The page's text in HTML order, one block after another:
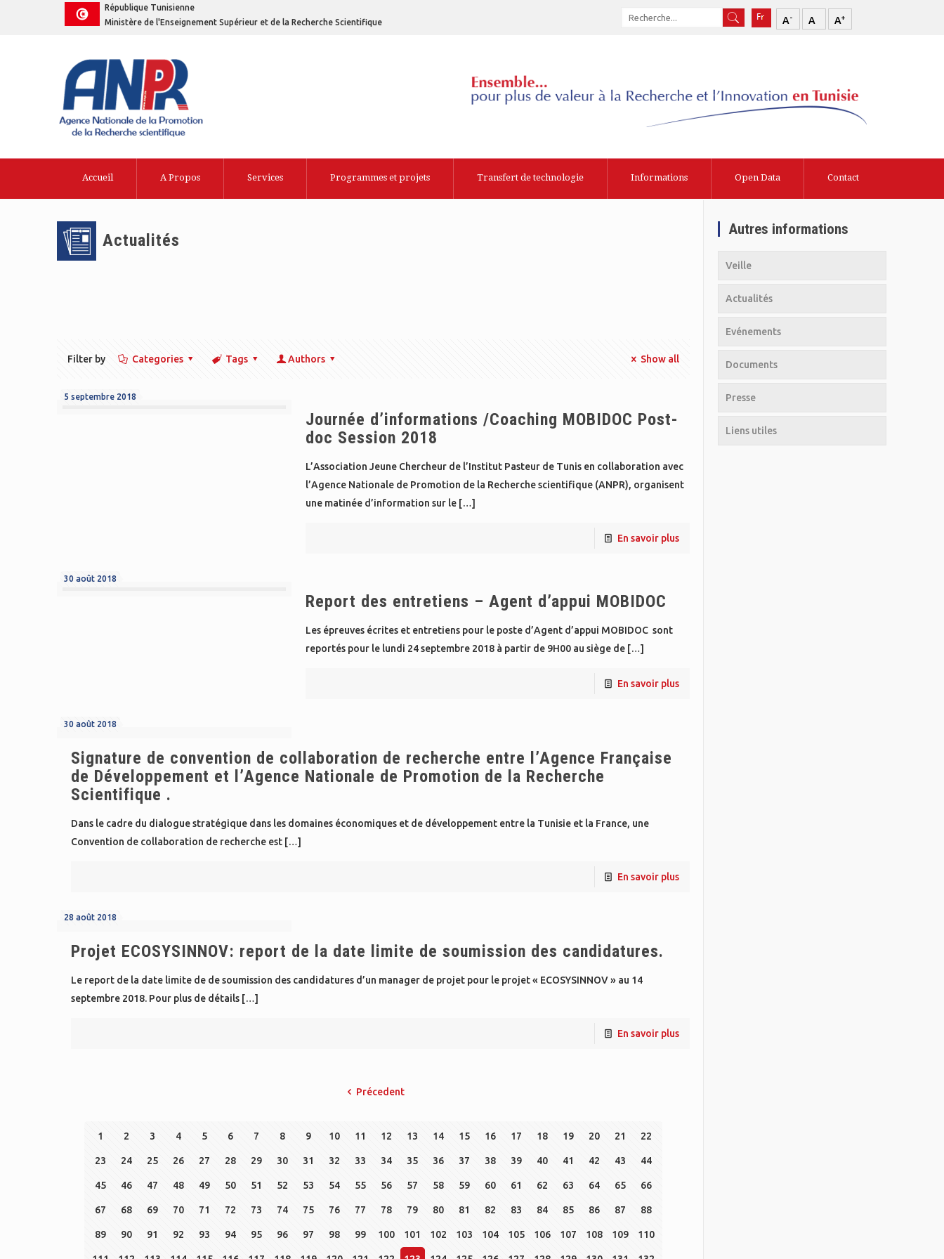
République Tunisienne
Ministère de l'Enseignement Supérieur et de la Recherche Scientifique
A- A A+
Accueil A Propos Services Programmes et projets Transfert de technologie Informations Open Data Contact
Actualités
Filter by Categories Tags Authors Show all
5 septembre 2018
Journée d’informations /Coaching MOBIDOC Post-
doc Session 2018
L’Association Jeune Chercheur de l’Institut Pasteur de Tunis en collaboration avec
l’Agence Nationale de Promotion de la Recherche scientifique (ANPR), organisent
une matinée d’information sur le[…]
En savoir plus
30 août 2018
Report des entretiens – Agent d’appui MOBIDOC
Les épreuves écrites et entretiens pour le poste d’Agent d’appui MOBIDOC sont
reportés pour le lundi 24 septembre 2018 à partir de 9H00 au siège de[…]
En savoir plus
30 août 2018
Signature de convention de collaboration de recherche entre l’Agence Française
de Développement et l’Agence Nationale de Promotion de la Recherche
Scientifique .
Dans le cadre du dialogue stratégique dans les domaines économiques et de développement entre la Tunisie et la France, une
Convention de collaboration de recherche est […]
En savoir plus
28 août 2018
Projet ECOSYSINNOV: report de la date limite de soumission des candidatures.
Le report de la date limite de de soumission des candidatures d’un manager de projet pour le projet « ECOSYSINNOV » au 14
septembre 2018. Pour plus de détails […]
En savoir plus
Précedent
1 2 3 4 5 6 7 8 9 10 11 12 13 14 15 16 17 18 19 20 21 22
23 24 25 26 27 28 29 30 31 32 33 34 35 36 37 38 39 40 41 42 43 44
45 46 47 48 49 50 51 52 53 54 55 56 57 58 59 60 61 62 63 64 65 66
67 68 69 70 71 72 73 74 75 76 77 78 79 80 81 82 83 84 85 86 87 88
89 90 91 92 93 94 95 96 97 98 99 100 101 102 103 104 105 106 107 108 109 110
Autres informations
Veille
Actualités
Evénements
Documents
Presse
Liens utiles